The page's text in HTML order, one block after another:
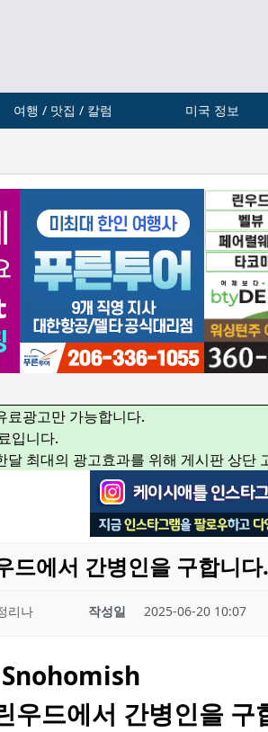
여행 / 맛집 / 칼럼 미국 정보
료광고만 가능합니다.
입니다.
달 최대의 광고효과를 위해 게시판 상단
드에서 간병인을 구합니다.
리나 작성일 2025-06-20 10:07
우드에서 간병인을 구